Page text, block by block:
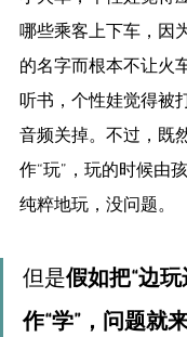
哪些乘客上下车，因
的名字而根本不让火
听书，个性娃觉得被
音频关掉。不过，既
作“玩”，玩的时候由
纯粹地玩，没问题。
但是假如把“边玩
作“学”，问题就来